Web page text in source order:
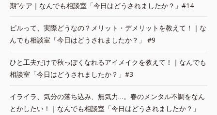
期”ケア｜なんでも相談室「今日はどうされましたか？」#14
ピルって、実際どうなの？メリット・デメリットを教えて！｜な
んでも相談室「今日はどうされましたか？」 #9
ひと工夫だけで秋っぽくなれるアイメイクを教えて！｜なんでも
相談室「今日はどうされましたか？」#3
イライラ、気分の落ち込み、無気力…。春のメンタル不調をなん
とかしたい！｜なんでも相談室「今日はどうされましたか？」